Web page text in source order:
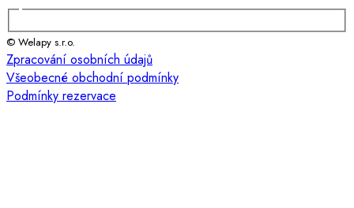
© Welapy s.r.o.
Zpracování osobních údajů
Všeobecné obchodní podmínky
Podmínky rezervace